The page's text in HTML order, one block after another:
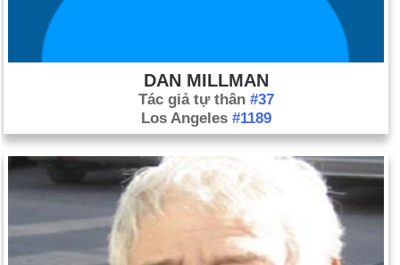
DAN MILLMAN
Tác giả tự thân #37
Los Angeles #1189